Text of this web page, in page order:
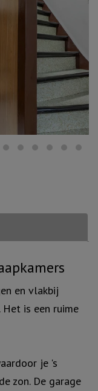
en vlakbij
is een ruime
je 's
zon. De garage